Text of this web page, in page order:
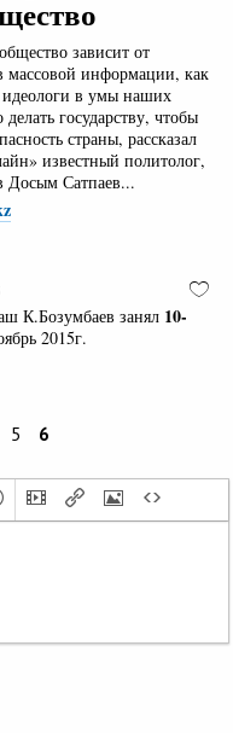
зависит от
массовой информации, как
идеологи в умы наших
государству, чтобы
страны, рассказал
известный политолог,
Досым Сатпаев...
К.Бозумбаев занял 10-
2015г.
5 6